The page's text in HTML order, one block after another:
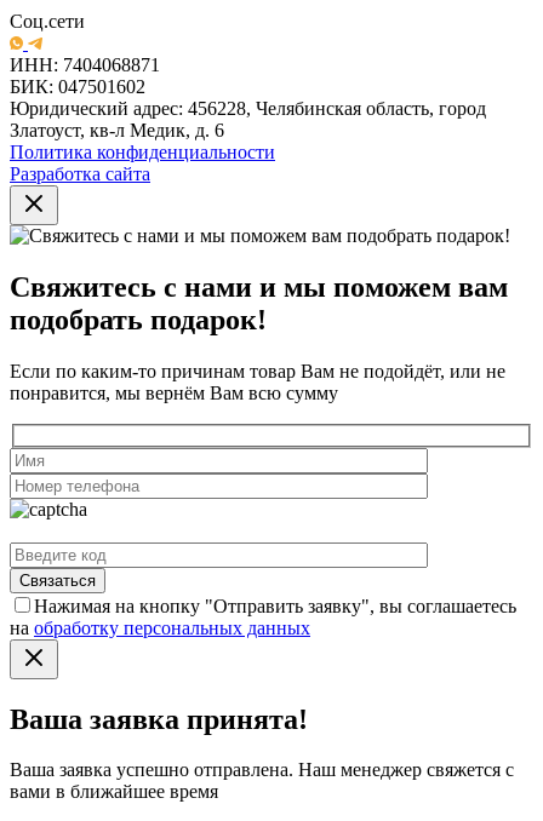
Соц.сети
ИНН: 7404068871
БИК: 047501602
Юридический адрес: 456228, Челябинская область, город
Златоуст, кв-л Медик, д. 6
Политика конфиденциальности
Разработка сайта
Свяжитесь с нами и мы поможем вам
подобрать подарок!
Если по каким-то причинам товар Вам не подойдёт, или не
понравится, мы вернём Вам всю сумму
Нажимая на кнопку "Отправить заявку", вы соглашаетесь
на обработку персональных данных
Ваша заявка принята!
Ваша заявка успешно отправлена. Наш менеджер свяжется с
вами в ближайшее время